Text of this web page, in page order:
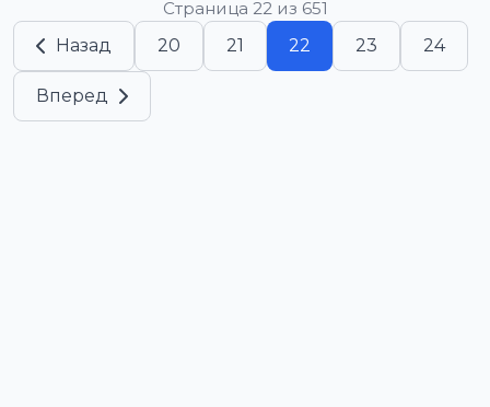
Страница 22 из 651
Назад
20 21 22 23 24
Вперед